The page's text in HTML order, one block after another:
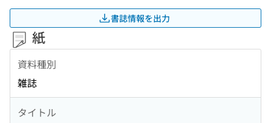
書誌情報を出力
紙
資料種別
雑誌
タイトル